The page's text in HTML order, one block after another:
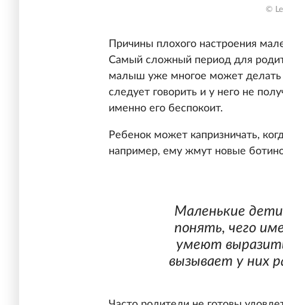
©
Причины плохого настроения
Самый сложный период для
малыш уже многое может делать
следует говорить и у него не
именно его беспокоит.
Ребенок может капризничать,
например, ему жмут новые
Маленькие
понять, чего
умеют
вызывает у них